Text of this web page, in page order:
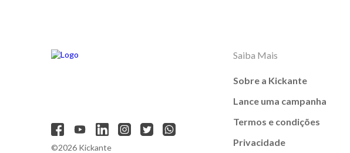
©2026 Kickante
Saiba Mais
Sobre a Kickante
Lance uma campanha
Termos e condições
Privacidade